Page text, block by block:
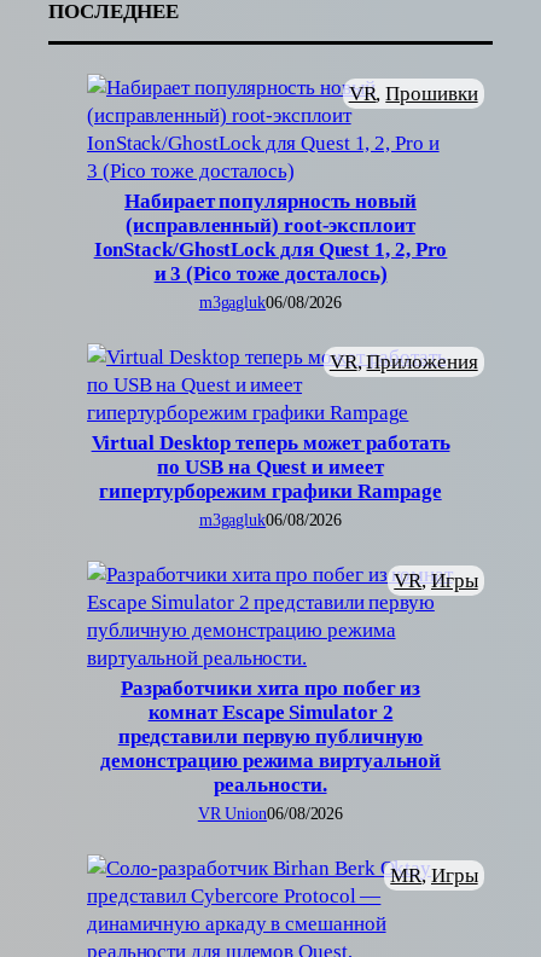
ПОСЛЕДНЕЕ
Набирает популярность новый
(исправленный) root-эксплоит
IonStack/GhostLock для Quest 1, 2, Pro
и 3 (Pico тоже досталось)
VR, Прошивки
m3gagluk06/08/2026
Virtual Desktop теперь может работать
по USB на Quest и имеет
гипертурборежим графики Rampage
VR, Приложения
m3gagluk06/08/2026
Разработчики хита про побег из
комнат Escape Simulator 2
представили первую публичную
демонстрацию режима виртуальной
реальности.
VR, Игры
VR Union06/08/2026
MR, Игры